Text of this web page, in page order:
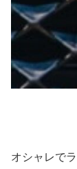
オシャレで